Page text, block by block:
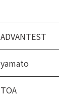
ADVANTEST
yamato
TOA